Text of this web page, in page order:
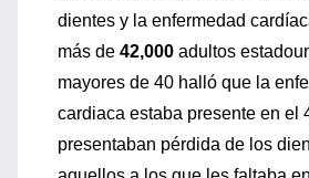
dientes y la enfermedad
más de 42,000 adultos
mayores de 40 halló que la
cardiaca estaba presente en el
presentaban pérdida de los